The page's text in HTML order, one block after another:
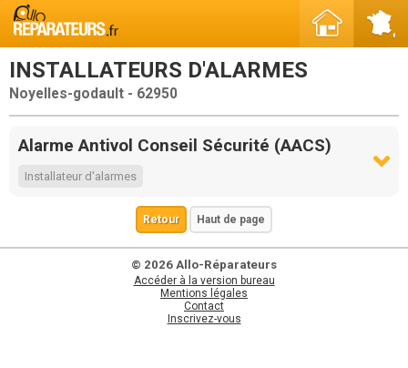
INSTALLATEURS D'ALARMES
Noyelles-godault - 62950
Alarme Antivol Conseil Sécurité (AACS)
Installateur d'alarmes
Retour Haut de page
© 2026 Allo-Réparateurs
Accéder à la version bureau
Mentions légales
Contact
Inscrivez-vous